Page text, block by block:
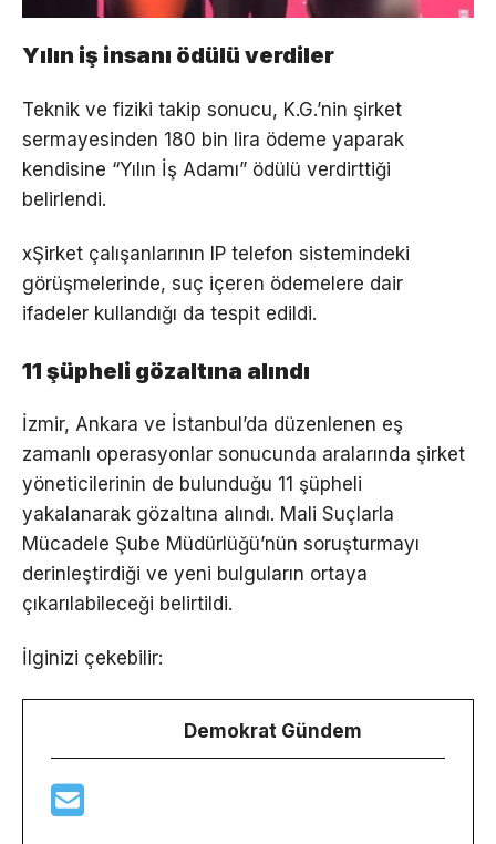
Yılın iş insanı ödülü verdiler
Teknik ve fiziki takip sonucu, K.G.’nin şirket
sermayesinden 180 bin lira ödeme yaparak
kendisine “Yılın İş Adamı” ödülü verdirttiği
belirlendi.
xŞirket çalışanlarının IP telefon sistemindeki
görüşmelerinde, suç içeren ödemelere dair
ifadeler kullandığı da tespit edildi.
11 şüpheli gözaltına alındı
İzmir, Ankara ve İstanbul’da düzenlenen eş
zamanlı operasyonlar sonucunda aralarında şirket
yöneticilerinin de bulunduğu 11 şüpheli
yakalanarak gözaltına alındı. Mali Suçlarla
Mücadele Şube Müdürlüğü’nün soruşturmayı
derinleştirdiği ve yeni bulguların ortaya
çıkarılabileceği belirtildi.
İlginizi çekebilir:
Demokrat Gündem